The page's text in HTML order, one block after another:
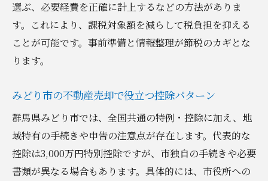
選ぶ、必要経費を正確に計上するなどの方法がありま
す。これにより、課税対象額を減らして税負担を抑える
ことが可能です。事前準備と情報整理が節税のカギとな
ります。
みどり市の不動産売却で役立つ控除パターン
群馬県みどり市では、全国共通の特例・控除に加え、地
域特有の手続きや申告の注意点が存在します。代表的な
控除は3,000万円特別控除ですが、市独自の手続きや必要
書類が異なる場合もあります。具体的には、市役所への